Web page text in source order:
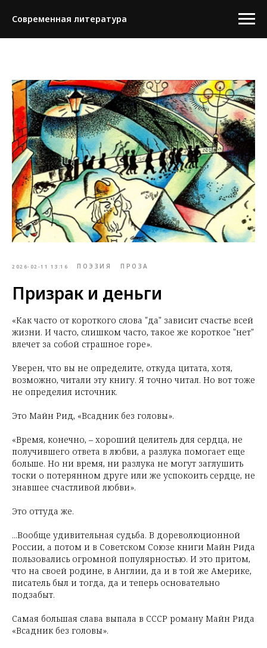
Современная литература
2026-02-11 13:16 ПОЭЗИЯ ПРОЗА
Призрак и деньги
«Как часто от короткого слова "да" зависит счастье всей
жизни. И часто, слишком часто, такое же короткое "нет"
влечет за собой страшное горе».
Уверен, что вы не определите, откуда цитата, хотя,
возможно, читали эту книгу. Я точно читал. Но вот тоже
не определил источник.
Это Майн Рид, «Всадник без головы».
«Время, конечно, – хороший целитель для сердца, не
получившего ответа в любви, а разлука помогает еще
больше. Но ни время, ни разлука не могут заглушить
тоски о потерянном друге или же успокоить сердце, не
знавшее счастливой любви».
Это оттуда же.
...Вообще удивительная судьба. В дореволюционной
России, а потом и в Советском Союзе книги Майн Рида
пользовались огромной популярностью. И это притом,
что на своей родине, в Англии, да и в той же Америке,
писатель был и тогда, да и теперь основательно
подзабыт.
Самая большая слава выпала в СССР роману Майн Рида
«Всадник без головы».